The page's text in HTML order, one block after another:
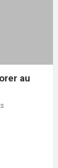
au